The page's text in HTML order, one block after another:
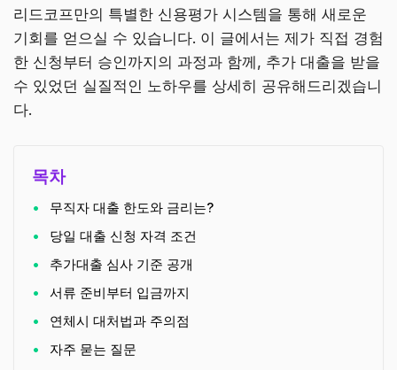
리드코프만의 특별한 신용평가 시스템을 통해 새로운
기회를 얻으실 수 있습니다. 이 글에서는 제가 직접 경험
한 신청부터 승인까지의 과정과 함께, 추가 대출을 받을
수 있었던 실질적인 노하우를 상세히 공유해드리겠습니
다.
목차
무직자 대출 한도와 금리는?
당일 대출 신청 자격 조건
추가대출 심사 기준 공개
서류 준비부터 입금까지
연체시 대처법과 주의점
자주 묻는 질문